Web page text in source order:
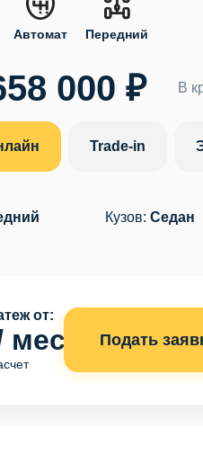
Автомат Передний
000 ₽ В
Trade-in
Кузов:Седан
от:
мес Подать